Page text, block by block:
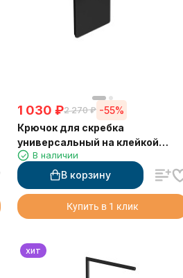
1 030 ₽2 270 ₽ -55%
Крючок для скребка
универсальный на клейкой
основе LANGBERGER 75183-10-
00-BPC черный
В наличии
В корзину
Купить в 1 клик
хит